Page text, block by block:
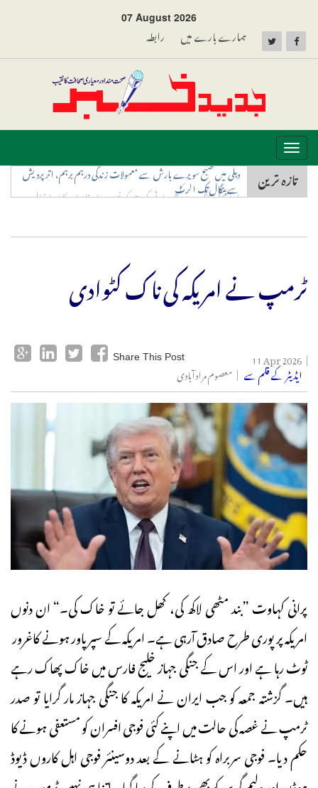
07 August 2026
ہمارے بارے میں رابطہ
Toggle
navigation
تازہ ترین اوما شنکر سنگھ نے کبھی پارٹی کو دھوکہ نہیں دیا، خاندان کا پورا خیال
رکھے گی بی ایس پی: مایاوتی
ٹرمپ نے امریکہ کی ناک کٹوادی
Share This Post 11 Apr 2026
معصوم مرادآبادی ایڈیٹر کے قلم سے
پرانی کہاوت ”بند مٹھی لاکھ کی، کھل جائے تو خاک کی۔“ ان دنوں
امریکہ پر پوری طرح صادق آرہی ہے۔ امریکہ کے سپرپاور ہونے کاغرور
ٹوٹ رہا ہے اور اس کے جنگی جہاز خلیج فارس میں خاک پھاک رہے
ہیں۔ گزشتہ جمعہ کو جب ایران نے امریکہ کا جنگی جہاز مار گرایا تو صدر
ٹرمپ نے غصہ کی حالت میں اپنے کئی فوجی افسران کو مستعفی ہونے کا
حکم دیا۔ فوجی سربراہ کو ہٹانے کے بعد دوسینئر فوجی اہل کاروں ڈیوڈ